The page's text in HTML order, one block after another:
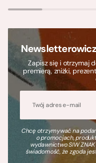
Zapisz się i otrzymaj
premierą, zniżki,
Chcę otrzymywać na
o promocjach,
wydawnictwo SIW
świadomość, że zgoda